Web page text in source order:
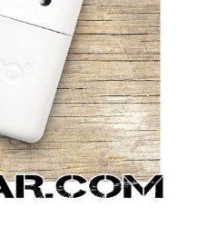
ЗА
АРХИВНИ
ПРОДУКТИ
и
и екшън
и батерии